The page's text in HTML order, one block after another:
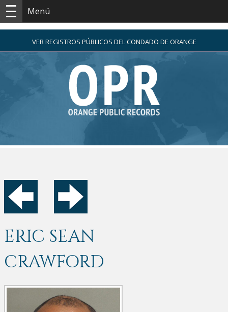
Menú
VER REGISTROS PÚBLICOS DEL CONDADO DE ORANGE
ERIC SEAN
CRAWFORD